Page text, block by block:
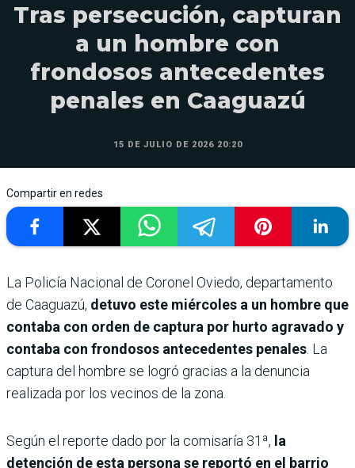
Tras persecución, capturan
a un hombre con
frondosos antecedentes
penales en Caaguazú
15 DE JULIO DE 2026 20:20
Compartir en redes
La Policía Nacional de Coronel Oviedo, departamento
de Caaguazú, detuvo este miércoles a un hombre que
contaba con orden de captura por hurto agravado y
contaba con frondosos antecedentes penales . La
captura del hombre se logró gracias a la denuncia
realizada por los vecinos de la zona.
Según el reporte dado por la comisaría 31ª, la
detención de esta persona se reportó en el barrio